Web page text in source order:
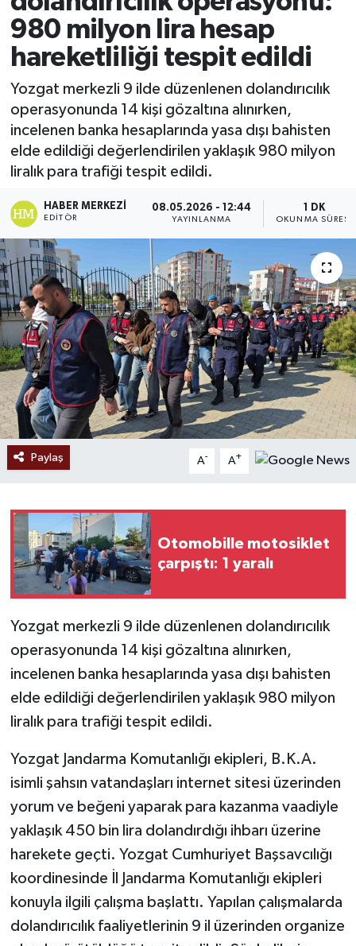
980 milyon lira hesap
hareketliliği tespit edildi
Yozgat merkezli 9 ilde düzenlenen dolandırıcılık
operasyonunda 14 kişi gözaltına alınırken,
incelenen banka hesaplarında yasa dışı bahisten
elde edildiği değerlendirilen yaklaşık 980 milyon
liralık para trafiği tespit edildi.
HABER MERKEZI
EDITÖR
08.05.2026 - 12:44
YAYINLANMA
1 DK
OKUNMA SÜRESI
Paylaş A- A+
Otomobille motosiklet
çarpıştı: 1 yaralı
Yozgat merkezli 9 ilde düzenlenen dolandırıcılık
operasyonunda 14 kişi gözaltına alınırken,
incelenen banka hesaplarında yasa dışı bahisten
elde edildiği değerlendirilen yaklaşık 980 milyon
liralık para trafiği tespit edildi.
Yozgat Jandarma Komutanlığı ekipleri, B.K.A.
isimli şahsın vatandaşları internet sitesi üzerinden
yorum ve beğeni yaparak para kazanma vaadiyle
yaklaşık 450 bin lira dolandırdığı ihbarı üzerine
harekete geçti. Yozgat Cumhuriyet Başsavcılığı
koordinesinde İl Jandarma Komutanlığı ekipleri
konuyla ilgili çalışma başlattı. Yapılan çalışmalarda
dolandırıcılık faaliyetlerinin 9 il üzerinden organize
Ekonomi
Sağlık
Tokat Haber